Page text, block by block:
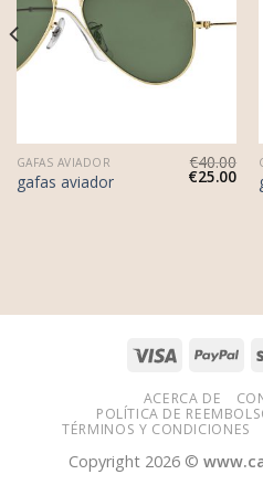
GAFAS AVIADOR
gafas aviador
€40.00
€25.00
ACERCA DE
POLÍTICA DE
TÉRMINOS Y CONDICIONES
Copyright 2026 ©